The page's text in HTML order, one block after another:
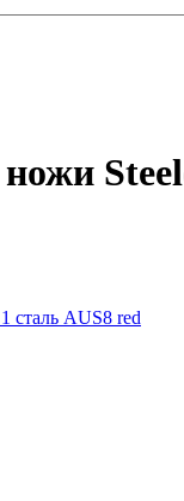
сталь AUS8 red